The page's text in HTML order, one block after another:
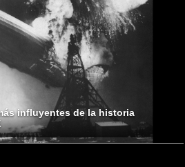
influyentes de la historia